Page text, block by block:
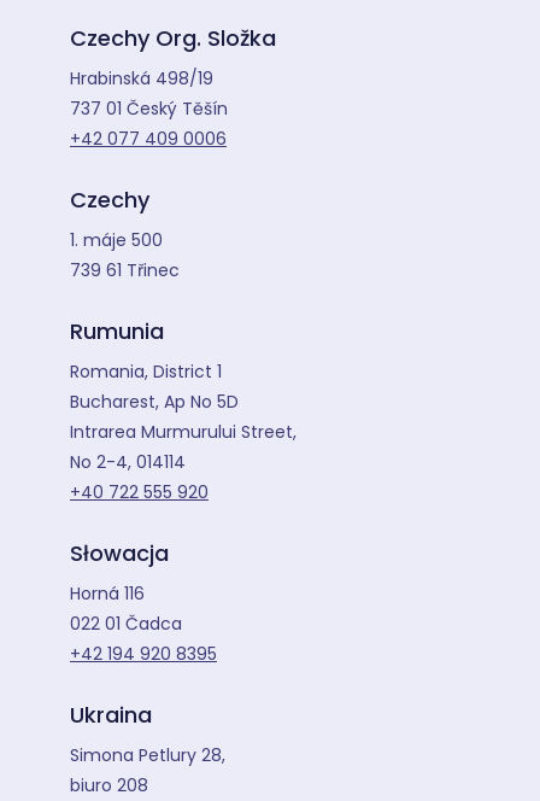
Czechy Org. Složka
Hrabinská 498/19
737 01 Český Těšín
+42 077 409 0006
Czechy
1. máje 500
739 61 Třinec
Rumunia
Romania, District 1
Bucharest, Ap No 5D
Intrarea Murmurului Street,
No 2-4, 014114
+40 722 555 920
Słowacja
Horná 116
022 01 Čadca
+42 194 920 8395
Ukraina
Simona Petlury 28,
biuro 208